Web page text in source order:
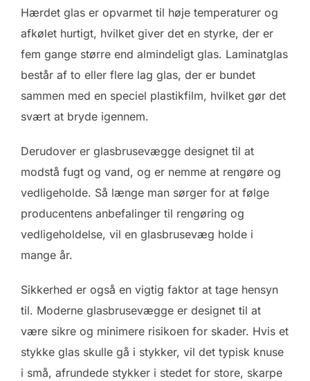
Hærdet glas er opvarmet til høje temperaturer og
afkølet hurtigt, hvilket giver det en styrke, der er
fem gange større end almindeligt glas. Laminatglas
består af to eller flere lag glas, der er bundet
sammen med en speciel plastikfilm, hvilket gør det
svært at bryde igennem.
Derudover er glasbrusevægge designet til at
modstå fugt og vand, og er nemme at rengøre og
vedligeholde. Så længe man sørger for at følge
producentens anbefalinger til rengøring og
vedligeholdelse, vil en glasbrusevæg holde i
mange år.
Sikkerhed er også en vigtig faktor at tage hensyn
til. Moderne glasbrusevægge er designet til at
være sikre og minimere risikoen for skader. Hvis et
stykke glas skulle gå i stykker, vil det typisk knuse
i små, afrundede stykker i stedet for store, skarpe